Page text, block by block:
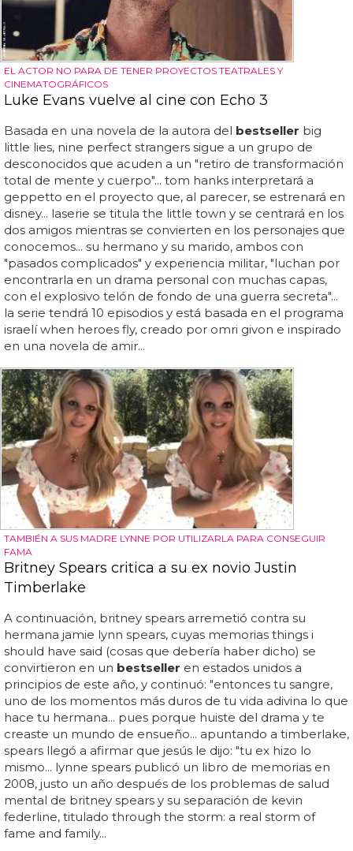
EL ACTOR NO PARA DE TENER PROYECTOS TEATRALES Y
CINEMATOGRÁFICOS
Luke Evans vuelve al cine con Echo 3
Basada en una novela de la autora del bestseller big
little lies, nine perfect strangers sigue a un grupo de
desconocidos que acuden a un "retiro de transformación
total de mente y cuerpo"... tom hanks interpretará a
geppetto en el proyecto que, al parecer, se estrenará en
disney... laserie se titula the little town y se centrará en los
dos amigos mientras se convierten en los personajes que
conocemos... su hermano y su marido, ambos con
"pasados complicados" y experiencia militar, "luchan por
encontrarla en un drama personal con muchas capas,
con el explosivo telón de fondo de una guerra secreta"...
la serie tendrá 10 episodios y está basada en el programa
israelí when heroes fly, creado por omri givon e inspirado
en una novela de amir...
TAMBIÉN A SUS MADRE LYNNE POR UTILIZARLA PARA CONSEGUIR
FAMA
Britney Spears critica a su ex novio Justin
Timberlake
A continuación, britney spears arremetió contra su
hermana jamie lynn spears, cuyas memorias things i
should have said (cosas que debería haber dicho) se
convirtieron en un bestseller en estados unidos a
principios de este año, y continuó: "entonces tu sangre,
uno de los momentos más duros de tu vida adivina lo que
hace tu hermana... pues porque huiste del drama y te
creaste un mundo de ensueño... apuntando a timberlake,
spears llegó a afirmar que jesús le dijo: "tu ex hizo lo
mismo... lynne spears publicó un libro de memorias en
2008, justo un año después de los problemas de salud
mental de britney spears y su separación de kevin
federline, titulado through the storm: a real storm of
fame and family...